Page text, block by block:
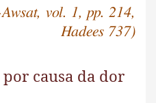
vol. 1, pp. 214,
Hadees 737)
causa da dor